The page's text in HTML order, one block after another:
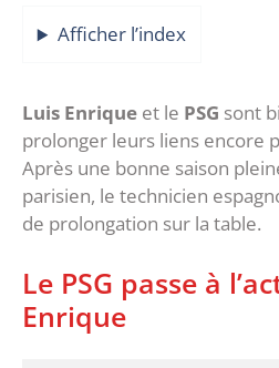
Afficher l’index
Luis Enrique et le PSG sont
prolonger leurs liens encore
Après une bonne saison
parisien, le technicien
de prolongation sur la table.
Le PSG passe à
Enrique